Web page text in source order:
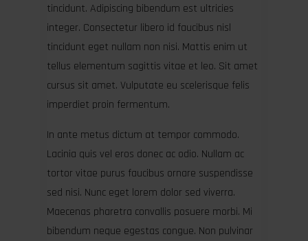
tincidunt. Adipiscing bibendum est ultricies
integer. Consectetur libero id faucibus nisl
tincidunt eget nullam non nisi. Mattis enim ut
tellus elementum sagittis vitae et leo. Sit amet
cursus sit amet. Vulputate eu scelerisque felis
imperdiet proin fermentum.
In ante metus dictum at tempor commodo.
Lacinia quis vel eros donec ac odio. Nullam ac
tortor vitae purus faucibus ornare suspendisse
sed nisi. Nunc eget lorem dolor sed viverra.
Maecenas pharetra convallis posuere morbi. Mi
bibendum neque egestas congue. Non pulvinar